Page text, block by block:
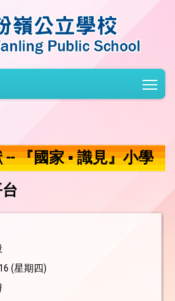
『國家 ▪ 識見』小學
(星期四)